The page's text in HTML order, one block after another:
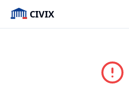
CIVIX